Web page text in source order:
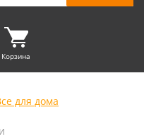
Корзина
для дома